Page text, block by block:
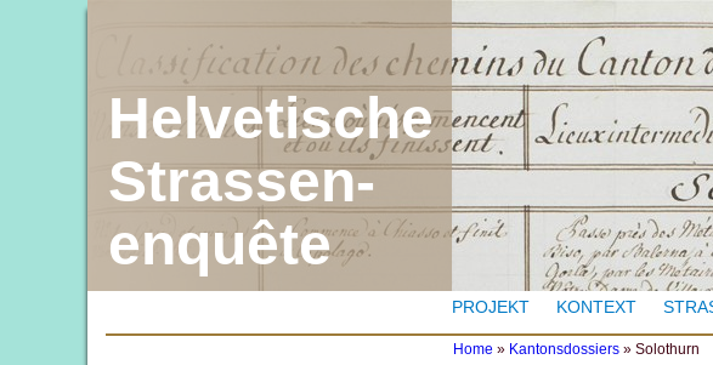
Helvetische
Strassen-
enquête
PROJEKT KONTEXT
Home » Kantonsdossiers» Solothurn